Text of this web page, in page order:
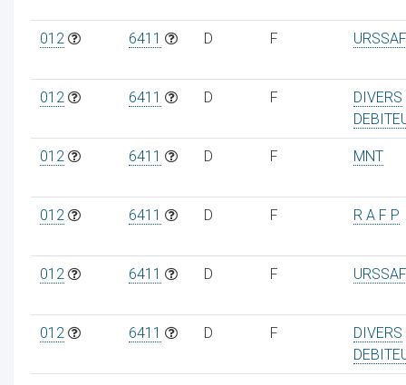
012 6411 D F
012 6411 D F
DIVERS
012 6411 D F MNT
012 6411 D F R A F P
012 6411 D F
012 6411 D F
DIVERS